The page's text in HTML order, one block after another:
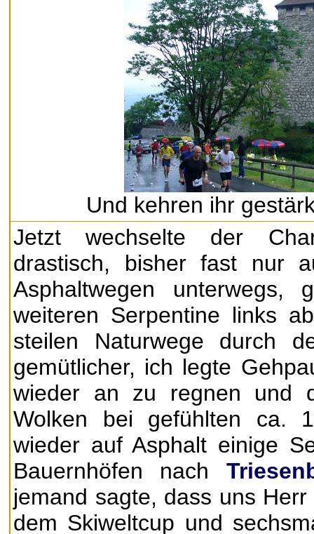
Und kehren ihr
Jetzt wechselte der
drastisch, bisher fast nur
Asphaltwegen
weiteren Serpentine links
steilen Naturwege durch
gemütlicher, ich legte
wieder an zu regnen und
Wolken bei gefühlten ca.
wieder auf Asphalt einige
Bauernhöfen nach
jemand sagte, dass uns
dem Skiweltcup und